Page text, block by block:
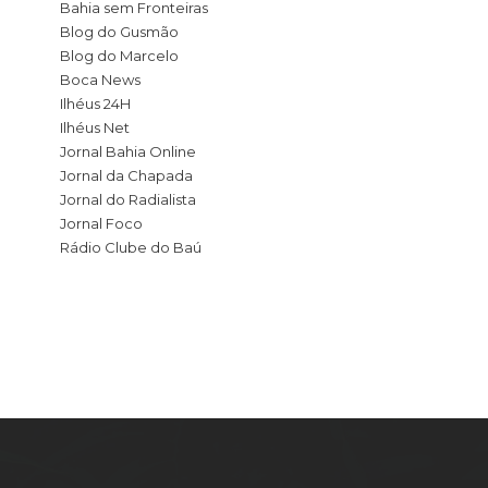
Bahia sem Fronteiras
Blog do Gusmão
Blog do Marcelo
Boca News
Ilhéus 24H
Ilhéus Net
Jornal Bahia Online
Jornal da Chapada
Jornal do Radialista
Jornal Foco
Rádio Clube do Baú